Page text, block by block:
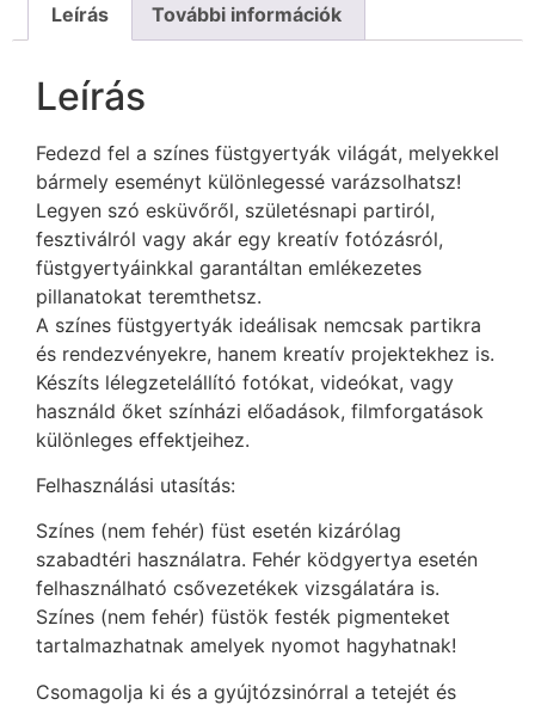
Leírás További információk
Leírás
Fedezd fel a színes füstgyertyák világát, melyekkel
bármely eseményt különlegessé varázsolhatsz!
Legyen szó esküvőről, születésnapi partiról,
fesztiválról vagy akár egy kreatív fotózásról,
füstgyertyáinkkal garantáltan emlékezetes
pillanatokat teremthetsz.
A színes füstgyertyák ideálisak nemcsak partikra
és rendezvényekre, hanem kreatív projektekhez is.
Készíts lélegzetelállító fotókat, videókat, vagy
használd őket színházi előadások, filmforgatások
különleges effektjeihez.
Felhasználási utasítás:
Színes (nem fehér) füst esetén kizárólag
szabadtéri használatra. Fehér ködgyertya esetén
felhasználható csővezetékek vizsgálatára is.
Színes (nem fehér) füstök festék pigmenteket
tartalmazhatnak amelyek nyomot hagyhatnak!
Csomagolja ki és a gyújtózsinórral a tetejét és